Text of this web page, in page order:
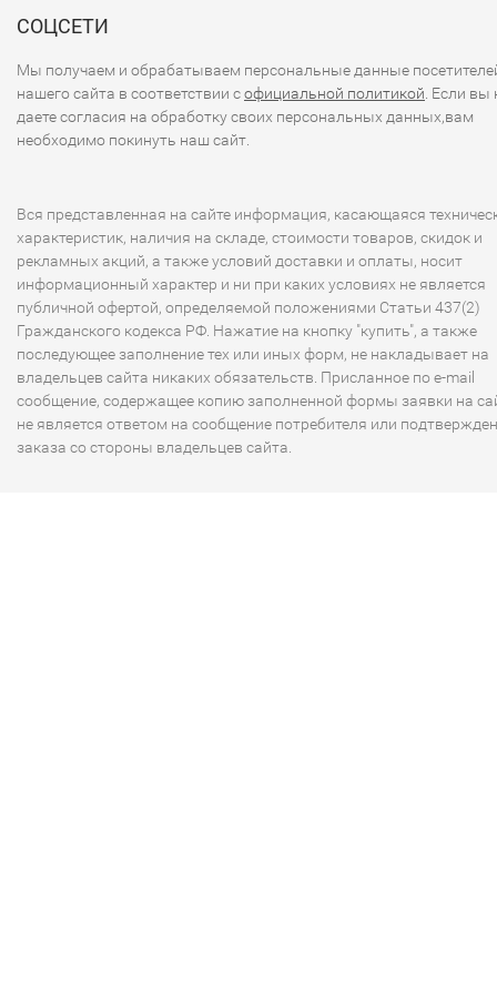
СОЦСЕТИ
Мы получаем и обрабатываем персональные данные
нашего сайта в соответствии софициальной политикой . Если вы
даете согласия на обработку своих персональных данных,вам
необходимо покинуть наш сайт.
Вся представленная на сайте информация, касающаяся
характеристик, наличия на складе, стоимости товаров, скидок и
рекламных акций, а также условий доставки и оплаты, носит
информационный характер и ни при каких условиях не является
публичной офертой, определяемой положениями Статьи 437(2)
Гражданского кодекса РФ. Нажатие на кнопку "купить", а также
последующее заполнение тех или иных форм, не накладывает на
владельцев сайта никаких обязательств. Присланное по e-mail
сообщение, содержащее копию заполненной формы заявки на
не является ответом на сообщение потребителя или
заказа со стороны владельцев сайта.